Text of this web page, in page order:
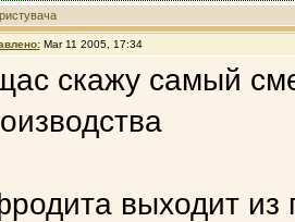
Mar 11 2005, 17:34
скажу самый
выходит из